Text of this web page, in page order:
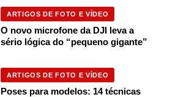
ARTIGOS DE FOTO E VÍDEO
O novo microfone da DJI leva a
sério lógica do “pequeno gigante”
ARTIGOS DE FOTO E VÍDEO
Poses para modelos: 14 técnicas